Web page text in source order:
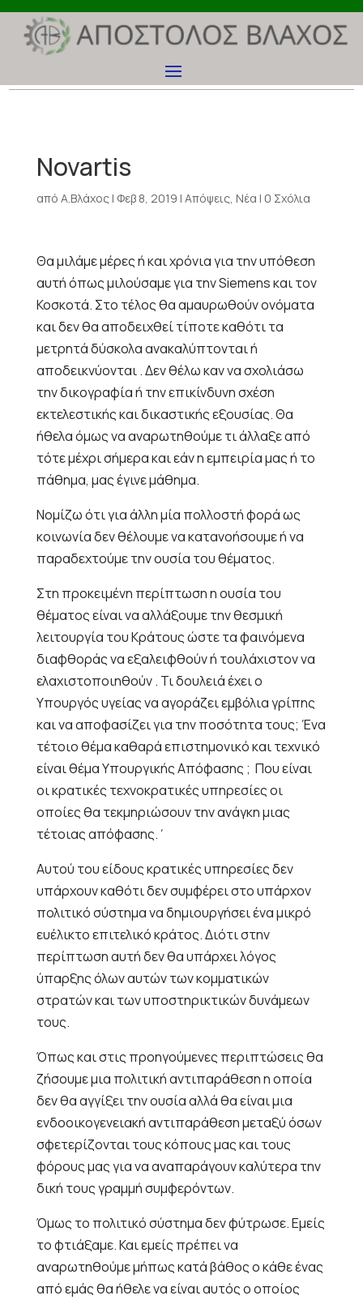
Novartis
από Α.Βλάχος| Φεβ 8, 2019 | Απόψεις, Νέα | 0 Σχόλια
Θα μιλάμε μέρες ή και χρόνια για την υπόθεση
αυτή όπως μιλούσαμε για την Siemens και τον
Κοσκοτά. Στο τέλος θα αμαυρωθούν ονόματα
και δεν θα αποδειχθεί τίποτε καθότι τα
μετρητά δύσκολα ανακαλύπτονται ή
αποδεικνύονται . Δεν θέλω καν να σχολιάσω
την δικογραφία ή την επικίνδυνη σχέση
εκτελεστικής και δικαστικής εξουσίας. Θα
ήθελα όμως να αναρωτηθούμε τι άλλαξε από
τότε μέχρι σήμερα και εάν η εμπειρία μας ή το
πάθημα, μας έγινε μάθημα.
Νομίζω ότι για άλλη μία πολλοστή φορά ως
κοινωνία δεν θέλουμε να κατανοήσουμε ή να
παραδεχτούμε την ουσία του θέματος.
Στη προκειμένη περίπτωση η ουσία του
θέματος είναι να αλλάξουμε την θεσμική
λειτουργία του Κράτους ώστε τα φαινόμενα
διαφθοράς να εξαλειφθούν ή τουλάχιστον να
ελαχιστοποιηθούν . Τι δουλειά έχει ο
Υπουργός υγείας να αγοράζει εμβόλια γρίπης
και να αποφασίζει για την ποσότητα τους; Ένα
τέτοιο θέμα καθαρά επιστημονικό και τεχνικό
είναι θέμα Υπουργικής Απόφασης ; Που είναι
οι κρατικές τεχνοκρατικές υπηρεσίες οι
οποίες θα τεκμηριώσουν την ανάγκη μιας
τέτοιας απόφασης.΄
Αυτού του είδους κρατικές υπηρεσίες δεν
υπάρχουν καθότι δεν συμφέρει στο υπάρχον
πολιτικό σύστημα να δημιουργήσει ένα μικρό
ευέλικτο επιτελικό κράτος. Διότι στην
περίπτωση αυτή δεν θα υπάρχει λόγος
ύπαρξης όλων αυτών των κομματικών
στρατών και των υποστηρικτικών δυνάμεων
τους.
Όπως και στις προηγούμενες περιπτώσεις θα
ζήσουμε μια πολιτική αντιπαράθεση η οποία
δεν θα αγγίξει την ουσία αλλά θα είναι μια
ενδοοικογενειακή αντιπαράθεση μεταξύ όσων
σφετερίζονται τους κόπους μας και τους
φόρους μας για να αναπαράγουν καλύτερα την
δική τους γραμμή συμφερόντων.
Όμως το πολιτικό σύστημα δεν φύτρωσε. Εμείς
το φτιάξαμε. Και εμείς πρέπει να
αναρωτηθούμε μήπως κατά βάθος ο κάθε ένας
από εμάς θα ήθελε να είναι αυτός ο οποίος